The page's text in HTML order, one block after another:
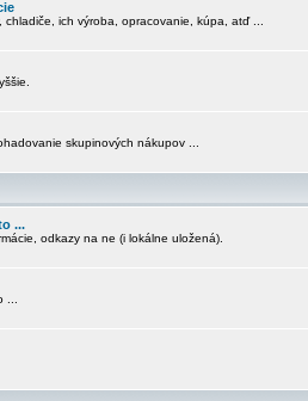
chladiče, ich výroba, opracovanie, kúpa, atď ...
skupinových nákupov ...
...
odkazy na ne (i lokálne uložená).